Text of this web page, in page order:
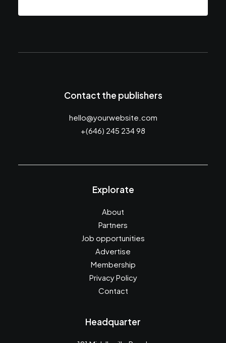
Contact the publishers
hello@yourwebsite.com
+(646) 245 234 98
Explorate
About
Partners
Job opportunities
Advertise
Membership
Privacy Policy
Contact
Headquarter